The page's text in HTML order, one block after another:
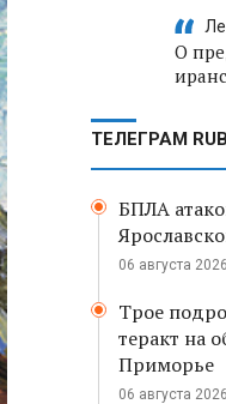
О
ТЕЛЕГРАМ
БПЛА
06 августа
Трое
теракт на
Приморье
06 августа